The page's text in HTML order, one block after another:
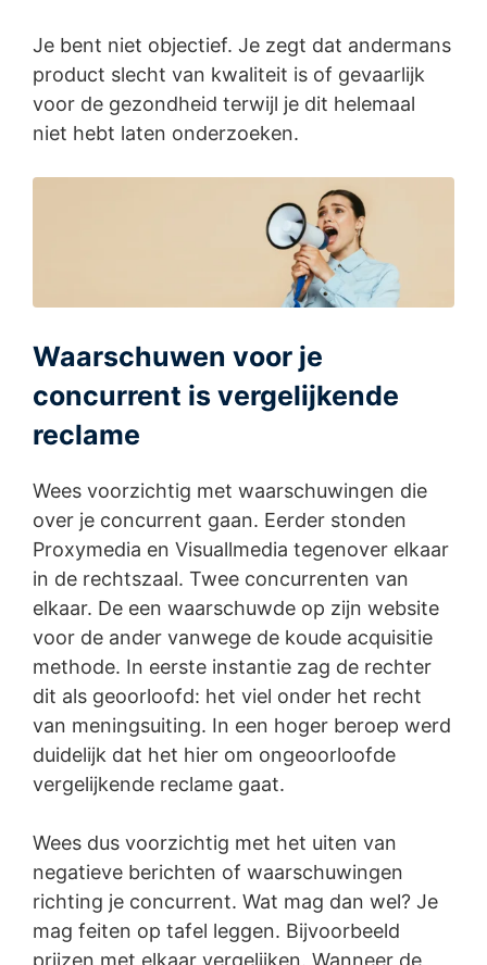
Je bent niet objectief. Je zegt dat andermans
product slecht van kwaliteit is of gevaarlijk
voor de gezondheid terwijl je dit helemaal
niet hebt laten onderzoeken.
Waarschuwen voor je
concurrent is vergelijkende
reclame
Wees voorzichtig met waarschuwingen die
over je concurrent gaan. Eerder stonden
Proxymedia en Visuallmedia tegenover elkaar
in de rechtszaal. Twee concurrenten van
elkaar. De een waarschuwde op zijn website
voor de ander vanwege de koude acquisitie
methode. In eerste instantie zag de rechter
dit als geoorloofd: het viel onder het recht
van meningsuiting. In een hoger beroep werd
duidelijk dat het hier om ongeoorloofde
vergelijkende reclame gaat.
Wees dus voorzichtig met het uiten van
negatieve berichten of waarschuwingen
richting je concurrent. Wat mag dan wel? Je
mag feiten op tafel leggen. Bijvoorbeeld